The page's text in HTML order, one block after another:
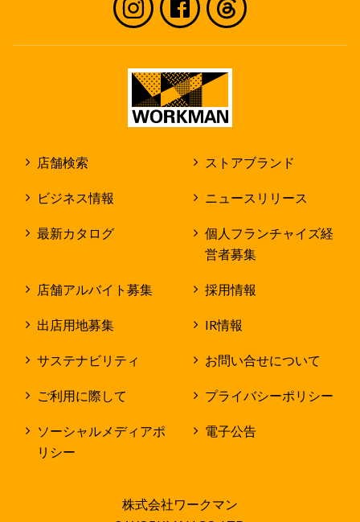
店舗検索 ストアブランド
ビジネス情報 ニュースリリース
最新カタログ
個人フランチャイズ経
営者募集
店舗アルバイト募集 採用情報
出店用地募集 IR情報
サステナビリティ お問い合せについて
ご利用に際して プライバシーポリシー
ソーシャルメディアポ
リシー
電子公告
株式会社ワークマン